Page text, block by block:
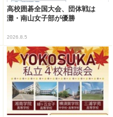
高校囲碁全国大会、団体戦は
灘・南山女子部が優勝
2026.8.5